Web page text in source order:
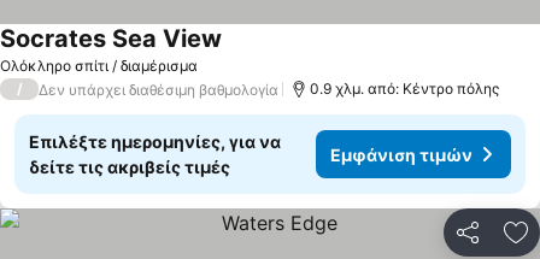
Ολόκληρο σπίτι / διαμέρισμα
Socrates Sea View
/ Δεν υπάρχει διαθέσιμη βαθμολογία 0.9 χλμ. από: Κέντρο πόλης
Επιλέξτε ημερομηνίες, για να
δείτε τις ακριβείς τιμές
Εμφάνιση τιμών